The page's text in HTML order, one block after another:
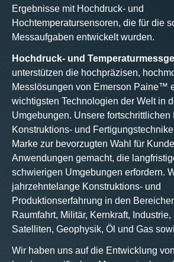
Ergebnisse mit Hochdruck- und
Hochtemperatursensoren, die für die
Messaufgaben entwickelt wurden.
Hochdruck- und
unterstützen die hochpräzisen,
Messlösungen von Emerson Paine™
wichtigsten Technologien der Welt in
Umgebungen. Unsere fortschrittlichen
Konstruktions- und
Marke zur bevorzugten Wahl für
Anwendungen gemacht, die
schwierigen Umgebungen erfordern.
jahrzehntelange Konstruktions- und
Produktionserfahrung in den
Raumfahrt, Militär, Kernkraft, Industrie,
Satelliten, Geophysik, Öl und Gas
Wir haben uns auf die Entwicklung